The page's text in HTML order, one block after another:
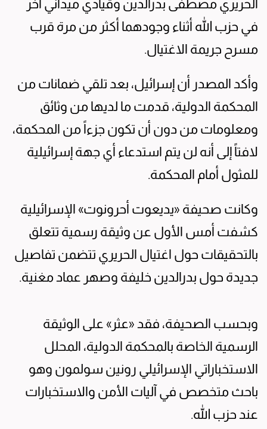
الحريري مصطفى بدرالدين وقيادي ميداني آخر
في حزب الله أثناء وجودهما أكثر من مرة قرب
مسرح جريمة الاغتيال.
وأكد المصدر أن إسرائيل، بعد تلقي ضمانات من
المحكمة الدولية، قدمت ما لديها من وثائق
ومعلومات من دون أن تكون جزءاً من المحكمة،
لافتاً إلى أنه لن يتم استدعاء أي جهة إسرائيلية
للمثول أمام المحكمة.
وكانت صحيفة «يديعوت أحرونوت» الإسرائيلية
كشفت أمس الأول عن وثيقة رسمية تتعلق
بالتحقيقات حول اغتيال الحريري تتضمن تفاصيل
جديدة حول بدرالدين خليفة وصهر عماد مغنية.
وبحسب الصحيفة، فقد «عثر» على الوثيقة
الرسمية الخاصة بالمحكمة الدولية، المحلل
الاستخباراتي الإسرائيلي رونين سولمون وهو
باحث متخصص في آليات الأمن والاستخبارات
عند حزب الله.